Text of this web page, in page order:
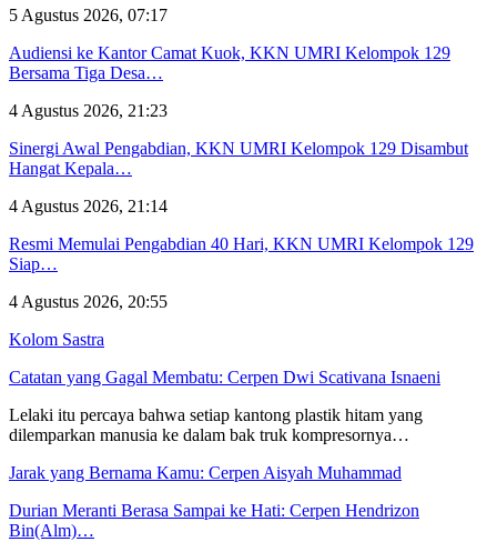
5 Agustus 2026, 07:17
Audiensi ke Kantor Camat Kuok, KKN UMRI Kelompok 129
Bersama Tiga Desa…
4 Agustus 2026, 21:23
Sinergi Awal Pengabdian, KKN UMRI Kelompok 129 Disambut
Hangat Kepala…
4 Agustus 2026, 21:14
Resmi Memulai Pengabdian 40 Hari, KKN UMRI Kelompok 129
Siap…
4 Agustus 2026, 20:55
Kolom Sastra
Catatan yang Gagal Membatu: Cerpen Dwi Scativana Isnaeni
Lelaki itu percaya bahwa setiap kantong plastik hitam yang
dilemparkan manusia ke dalam bak truk kompresornya…
Jarak yang Bernama Kamu: Cerpen Aisyah Muhammad
Durian Meranti Berasa Sampai ke Hati: Cerpen Hendrizon
Bin(Alm)…